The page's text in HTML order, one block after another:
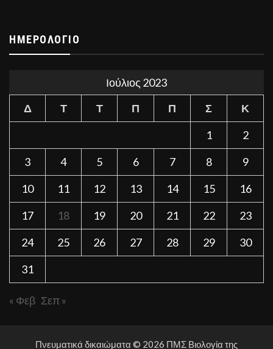
ΗΜΕΡΟΛΌΓΙΟ
Ιούλιος 2023
Δ
Τ Τ Π Π Σ
Κ
1
2
3
4 5 6 7 8
9
10
11 12 13 14 15
16
17
18 19 20 21 22
23
24
25 26 27 28 29
30
31
« Φεβ Σεπ »
Πνευματικά δικαιώματα © 2026 ΠΜΣ Βιολογία της